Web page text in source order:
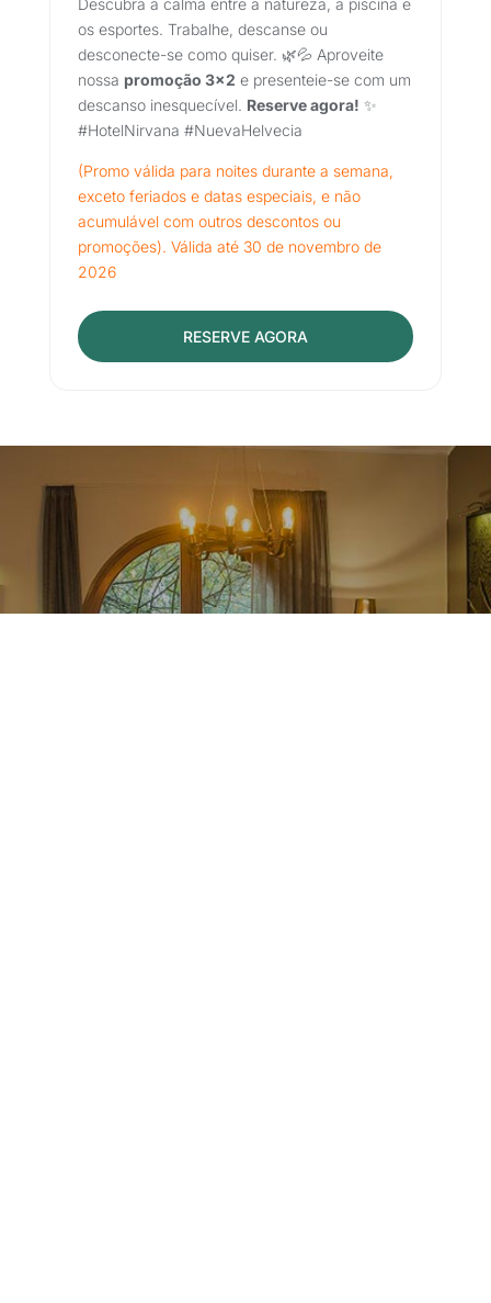
os esportes. Trabalhe, descanse ou
desconecte-se como quiser. 🌿💦 Aproveite
nossa promoção 3x2 e presenteie-se com um
descanso inesquecível. Reserve agora! ✨
#HotelNirvana #NuevaHelvecia
(Promo válida para noites durante a semana,
exceto feriados e datas especiais, e não
acumulável com outros descontos ou
promoções). Válida até 30 de novembro de
2026
RESERVE AGORA
Bem-vindo ao Clube